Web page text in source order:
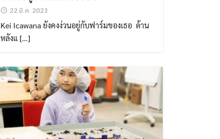
22 มี.ค. 2023
Kei Icawana ยังคงง่วนอยู่กับฟาร์มของเธอ ด้าน
หลังแ […]